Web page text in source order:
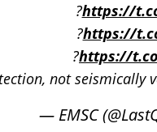
?https://
?https://
?https://
not seismically
— EMSC